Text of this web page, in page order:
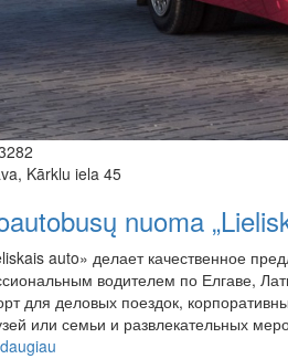
Kārklu iela 45
nuoma
auto» делает качественное
водителем по Елгаве,
для деловых поездок,
или семьи и развлекательных